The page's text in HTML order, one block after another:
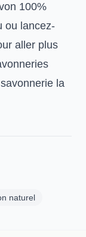
100%
ou lancez-
aller plus
la
naturel